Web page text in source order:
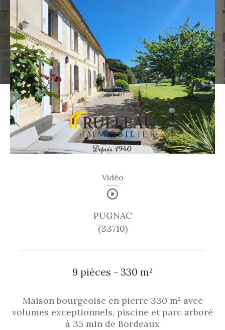
Vidéo
PUGNAC
(33710)
9 pièces - 330 m²
Maison bourgeoise en pierre 330 m² avec
volumes exceptionnels, piscine et parc arboré
à 35 min de Bordeaux